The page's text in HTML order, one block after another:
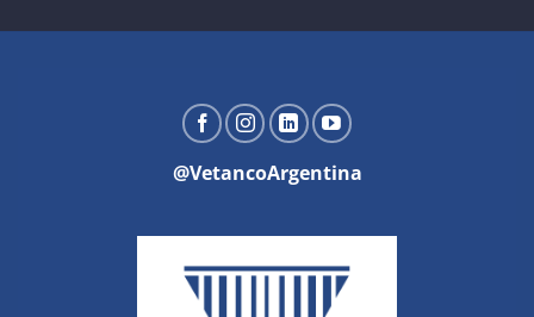
@VetancoArgentina